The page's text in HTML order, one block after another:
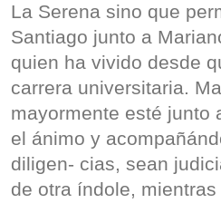
La Serena sino que
Santiago junto a
quien ha vivido desde
carrera universitaria.
mayormente esté junto
el ánimo y
diligen- cias, sean
de otra índole,